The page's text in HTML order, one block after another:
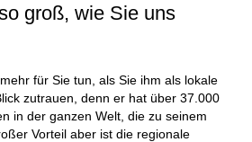
groß, wie Sie uns
für Sie tun, als Sie ihm als lokale
zutrauen, denn er hat über 37.000
in der ganzen Welt, die zu seinem
Vorteil aber ist die regionale